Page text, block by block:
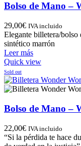
Bolso de Mano –
29,00€ IVA incluido
Elegante billetera/bolso
sintético marrón
Leer más
Quick view
Sold out
Bolso de Mano –
22,00€ IVA incluido
“Si la pérdida te hace